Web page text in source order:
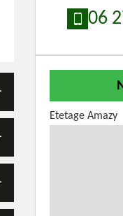
06
Etetage Amazy